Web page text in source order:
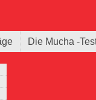
Die Mucha -